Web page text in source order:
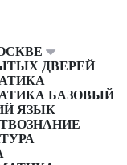
ДВЕРЕЙ
БАЗОВЫЙ
ЯЗЫК